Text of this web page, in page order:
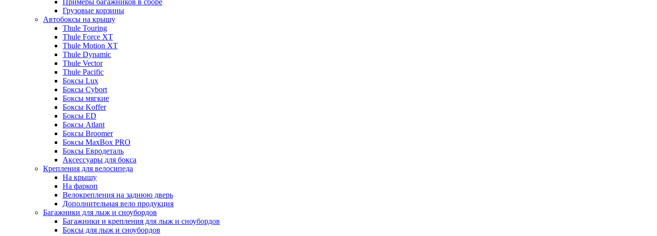
Примеры багажников в сборе
Грузовые корзины
Автобоксы на крышу
Thule Touring
Thule Force XT
Thule Motion XT
Thule Dynamic
Thule Vector
Thule Pacific
Боксы Lux
Боксы Cybort
Боксы мягкие
Боксы Koffer
Боксы ED
Боксы Atlant
Боксы Broomer
Боксы MaxBox PRO
Боксы Евродеталь
Аксессуары для бокса
Крепления для велосипеда
На крышу
На фаркоп
Велокрепления на заднюю дверь
Дополнительная вело продукция
Багажники для лыж и сноубордов
Багажники и крепления для лыж и сноубордов
Боксы для лыж и сноубордов